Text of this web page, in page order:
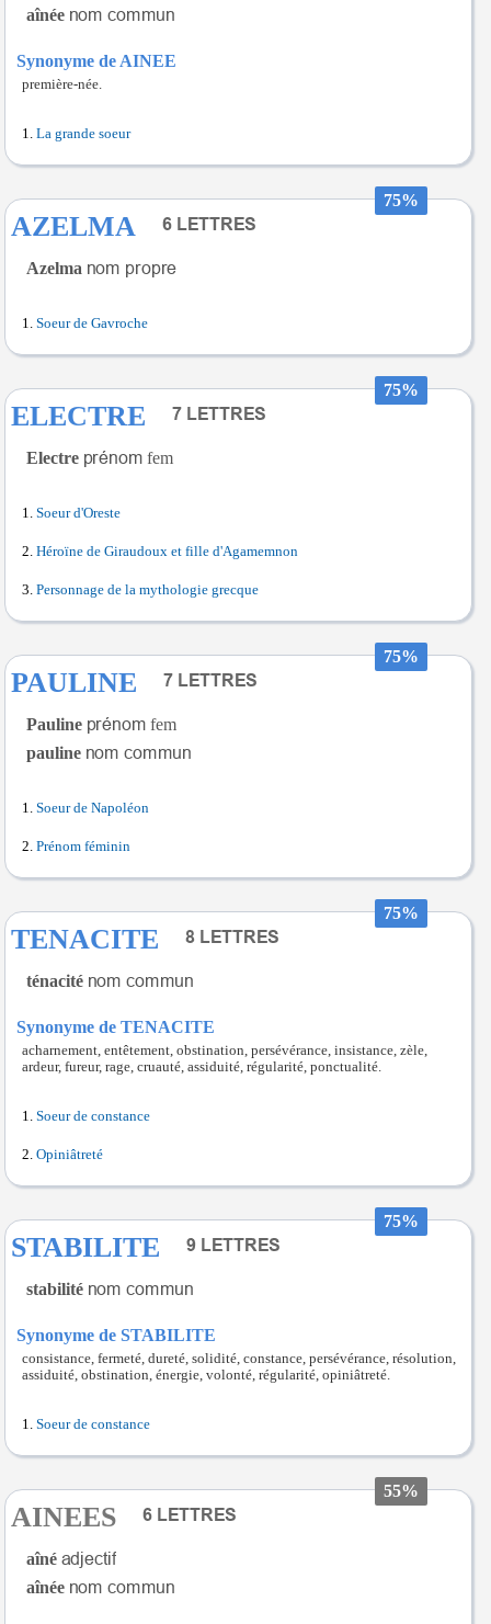
aînée
Synonyme de AINEE
première-née.
La grande soeur
75%
AZELMA
Azelma
Soeur de Gavroche
75%
ELECTRE
Electre fem
Soeur d'Oreste
Héroïne de Giraudoux et fille d'Agamemnon
Personnage de la mythologie grecque
75%
PAULINE
Pauline
fem
pauline
Soeur de Napoléon
Prénom féminin
75%
TENACITE
ténacité
Synonyme de TENACITE
acharnement, entêtement, obstination, persévérance, insistance, zèle,
ardeur, fureur, rage, cruauté, assiduité, régularité, ponctualité.
Soeur de constance
Opiniâtreté
75%
STABILITE
stabilité
Synonyme de STABILITE
consistance, fermeté, dureté, solidité, constance, persévérance, résolution,
assiduité, obstination, énergie, volonté, régularité, opiniâtreté.
Soeur de constance
55%
AINEES
aîné
aînée